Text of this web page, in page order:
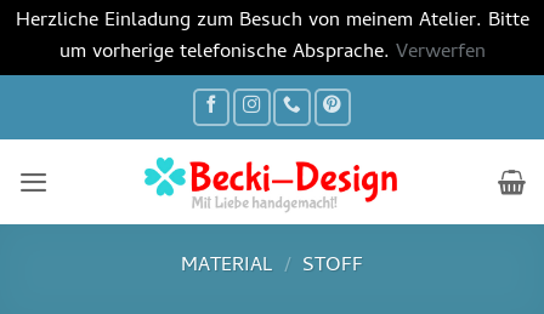
Herzliche Einladung zum Besuch von meinem Atelier. Bitte
um vorherige telefonische Absprache. Verwerfen
MATERIAL / STOFF